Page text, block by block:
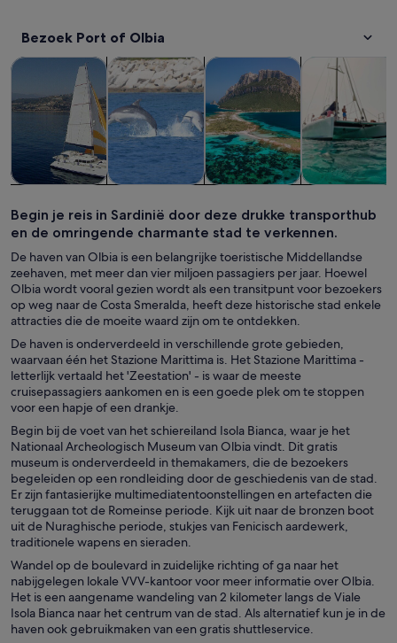
Bezoek Port of Olbia
daguitstapjes
Tours & daguitstapjesOpent een nieuwe tab
WateractiviteitenOpent een nieuwe tab
rondvaarten
Cruises & rondvaartenOpent
natuur
Wilde dieren
Begin je reis in Sardinië door deze drukke transporthub
en de omringende charmante stad te verkennen.
De haven van Olbia is een belangrijke toeristische Middellandse
zeehaven, met meer dan vier miljoen passagiers per jaar. Hoewel
Olbia wordt vooral gezien wordt als een transitpunt voor bezoekers
op weg naar de Costa Smeralda, heeft deze historische stad enkele
attracties die de moeite waard zijn om te ontdekken.
De haven is onderverdeeld in verschillende grote gebieden,
waarvaan één het Stazione Marittima is. Het Stazione Marittima -
letterlijk vertaald het 'Zeestation' - is waar de meeste
cruisepassagiers aankomen en is een goede plek om te stoppen
voor een hapje of een drankje.
Begin bij de voet van het schiereiland Isola Bianca, waar je het
Nationaal Archeologisch Museum van Olbia vindt. Dit gratis
museum is onderverdeeld in themakamers, die de bezoekers
begeleiden op een rondleiding door de geschiedenis van de stad.
Er zijn fantasierijke multimediatentoonstellingen en artefacten die
teruggaan tot de Romeinse periode. Kijk uit naar de bronzen boot
uit de Nuraghische periode, stukjes van Fenicisch aardewerk,
traditionele wapens en sieraden.
Wandel op de boulevard in zuidelijke richting of ga naar het
nabijgelegen lokale VVV-kantoor voor meer informatie over Olbia.
Het is een aangename wandeling van 2 kilometer langs de Viale
Isola Bianca naar het centrum van de stad. Als alternatief kun je in de
haven ook gebruikmaken van een gratis shuttleservice.